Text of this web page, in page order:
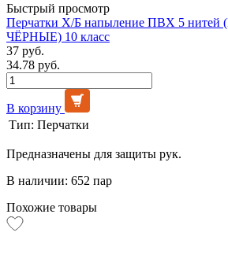
Быстрый просмотр
Перчатки Х/Б напыление ПВХ 5
ЧЁРНЫЕ) 10 класс
37 руб.
34.78 руб.
В корзину
Тип: Перчатки
Предназначены для защиты рук.
В наличии: 652 пар
Похожие товары